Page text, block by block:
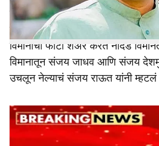
शिवसेना उद्धव बाळासाहेब ठाकरे पक्षाचे
खासदारांना विमानातून उचलून नेल्याचा
विमानाचा फोटो शेअर करत नांदेड
विमानातून संजय जाधव आणि संजय
उचलून नेल्याचं संजय राऊत यांनी